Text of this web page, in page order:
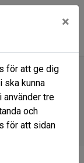
×
för att ge dig
ska kunna
använder tre
och
för att sidan